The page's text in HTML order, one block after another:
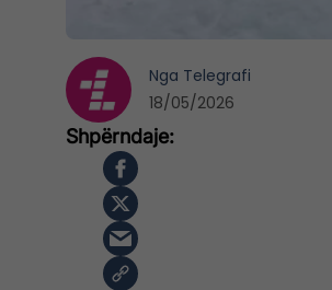
Nga Telegrafi
18/05/2026